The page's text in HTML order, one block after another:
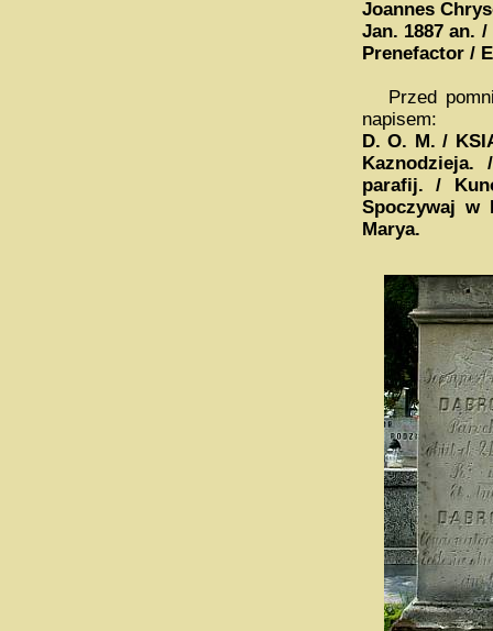
Joannes
Jan. 1887 an.
Prenefactor /
Przed
napisem:
D. O. M. /
parafij. /
Spoczywaj w
Marya.